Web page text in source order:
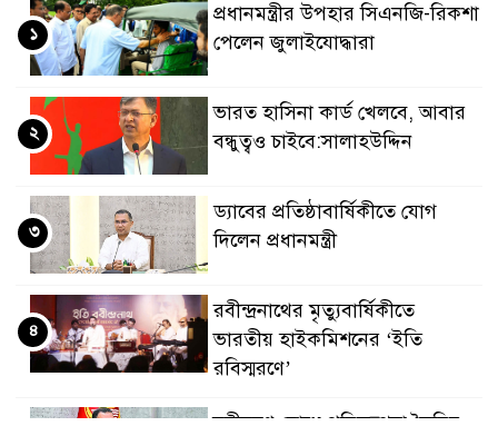
প্রধানমন্ত্রীর উপহার সিএনজি-রিকশা
পেলেন জুলাইযোদ্ধারা
১
ভারত হাসিনা কার্ড খেলবে, আবার
বন্ধুত্বও চাইবে:সালাহউদ্দিন
২
ড্যাবের প্রতিষ্ঠাবার্ষিকীতে যোগ
দিলেন প্রধানমন্ত্রী
৩
রবীন্দ্রনাথের মৃত্যুবার্ষিকীতে
ভারতীয় হাইকমিশনের ‘ইতি
রবিস্মরণে’
৪
নদীদূষণ রোধে পরিকল্পনা তৈরির